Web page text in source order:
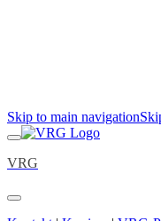
Skip to main navigation
VRG